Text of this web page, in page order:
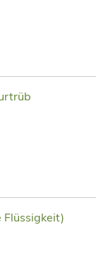
Flüssigkeit)